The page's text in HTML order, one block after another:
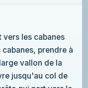
cabanes
cabanes, prendre à